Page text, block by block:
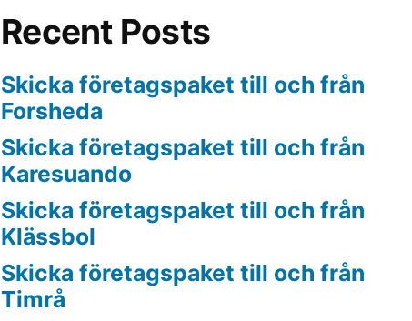
Recent Posts
Skicka företagspaket till och från
Forsheda
Skicka företagspaket till och från
Karesuando
Skicka företagspaket till och från
Klässbol
Skicka företagspaket till och från
Timrå